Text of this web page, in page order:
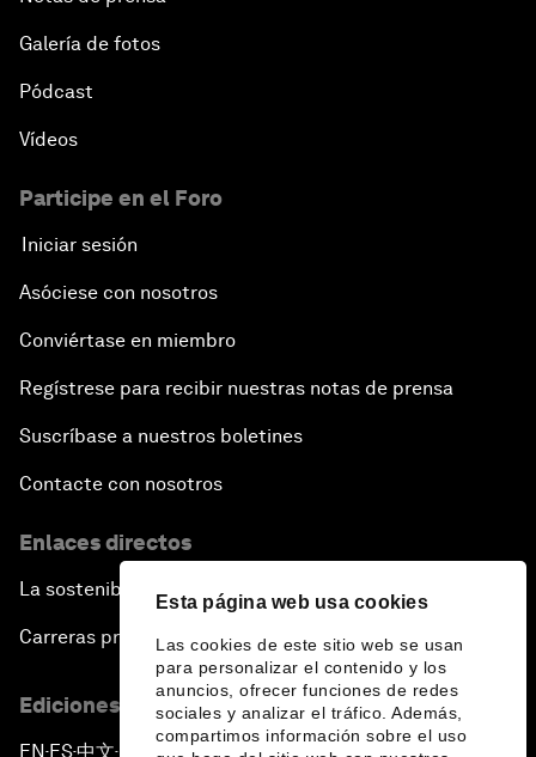
Esta página web usa cookies
Las cookies de este sitio web se usan
para personalizar el contenido y los
anuncios, ofrecer funciones de redes
sociales y analizar el tráfico. Además,
compartimos información sobre el uso
Galería de fotos
Pódcast
Vídeos
Participe en el Foro
Iniciar sesión
Asóciese con nosotros
Conviértase en miembro
Regístrese para recibir nuestras notas de prensa
Suscríbase a nuestros boletines
Contacte con nosotros
Enlaces directos
La sostenibilidad en el Foro
Carreras profesionales
Ediciones en otros idiomas
EN ▪ES▪中文▪ 日本語